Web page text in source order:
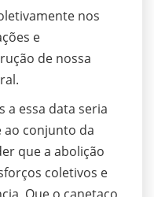
nos
e
de nossa
essa data seria
ao conjunto da
que a abolição
coletivos e